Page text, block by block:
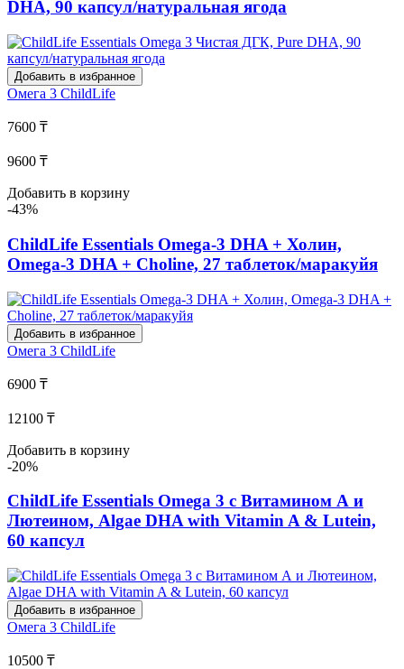
DHA, 90 капсул/натуральная ягода
Добавить в избранное
Омега 3 ChildLife
7600 ₸
9600 ₸
Добавить в корзину
-43%
ChildLife Essentials Omega-3 DHA + Холин,
Omega-3 DHA + Choline, 27 таблеток/маракуйя
Добавить в избранное
Омега 3 ChildLife
6900 ₸
12100 ₸
Добавить в корзину
-20%
ChildLife Essentials Omega 3 с Витамином А и
Лютеином, Algae DHA with Vitamin A & Lutein,
60 капсул
Добавить в избранное
Омега 3 ChildLife
10500 ₸